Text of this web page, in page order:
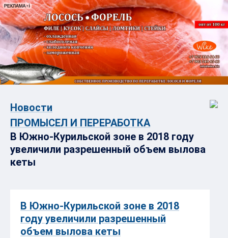
Новости
ПРОМЫСЕЛ И ПЕРЕРАБОТКА
В Южно-Курильской зоне в 2018 году
увеличили разрешенный объем вылова
кеты
В Южно-Курильской зоне в 2018
году увеличили разрешенный
объем вылова кеты